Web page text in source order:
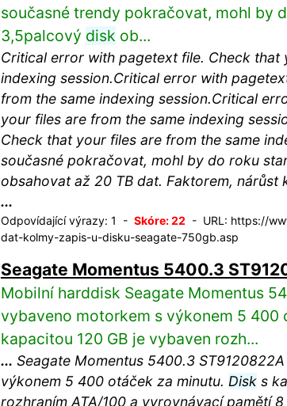
současné trendy pokračovat, mohl by
3,5palcový disk ob...
Critical error with pagetext file. Check that
indexing session.Critical error with
from the same indexing session.Critical
your files are from the same indexing
Check that your files are from the same
současné pokračovat, mohl by do roku
obsahovat až 20 TB dat. Faktorem, nárůst
...
Odpovídající výrazy: 1 - Skóre: 22- URL: https://
dat-kolmy-zapis-u-disku-seagate-750gb.asp
Seagate Momentus 5400.3
Mobilní harddisk Seagate Momentus
vybaveno motorkem s výkonem 5 400
kapacitou 120 GB je vybaven rozh...
... Seagate Momentus 5400.3
výkonem 5 400 otáček za minutu. Disks
rozhraním ATA/100 a vyrovnávací pamětí 8